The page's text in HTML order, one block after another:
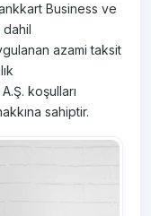
Business ve
azami taksit
koşulları
sahiptir.